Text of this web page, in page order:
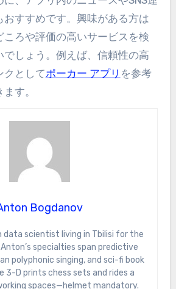
おすすめです。興味がある方は
ころや評価の高いサービスを検
でしょう。例えば、信頼性の高
クとしてポーカー アプリ を参考
す。
Bogdanov
specialties span predictive
polyphonic singing, and sci-fi book
3-D prints chess sets and rides a
spaces—helmet mandatory.